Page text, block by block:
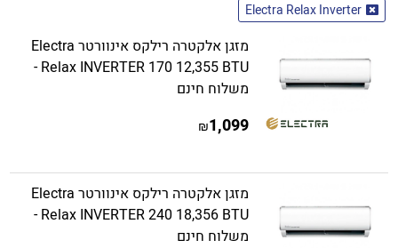
Electra Relax Inverter
מזגן אלקטרה רילקס אינוורטר Electra
Relax INVERTER 170 12,355 BTU -
משלוח חינם
1,099
₪
מזגן אלקטרה רילקס אינוורטר Electra
Relax INVERTER 240 18,356 BTU -
משלוח חינם